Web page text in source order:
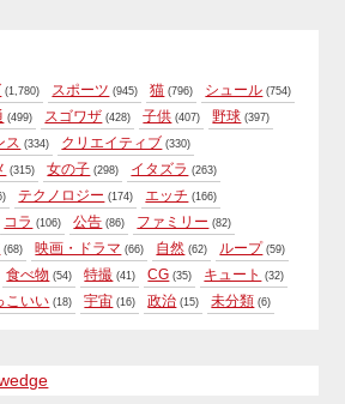
(1,780) スポーツ (945) 猫 (796) シュール (754)
(499) スゴワザ (428) 子供 (407) 野球 (397)
ス (334) クリエイティブ (330)
(315) 女の子 (298) イタズラ (263)
テクノロジー (174) エッチ (166)
コラ (106) 公告 (86) ファミリー (82)
(68) 映画・ドラマ (66) 自然 (62) ループ (59)
食べ物 (54) 特撮 (41) CG (35) キュート (32)
こいい (18) 宇宙 (16) 政治 (15) 未分類 (6)